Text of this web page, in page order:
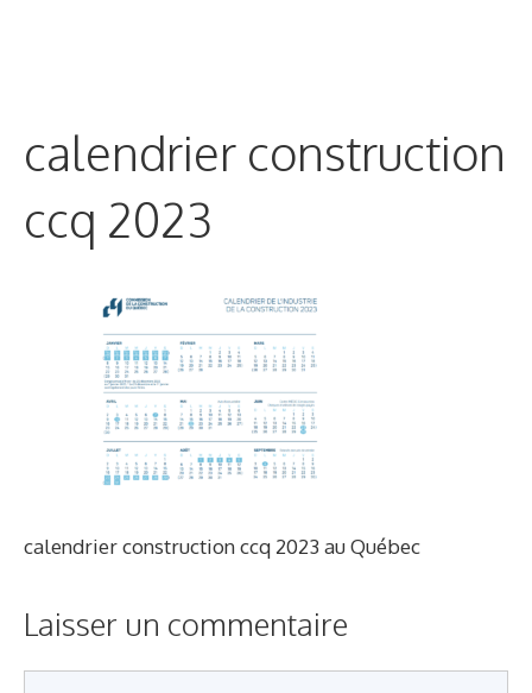
calendrier construction
ccq 2023
calendrier construction ccq 2023 au Québec
Laisser un commentaire